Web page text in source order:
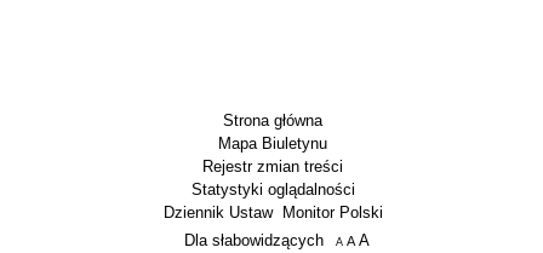
Strona główna
Mapa Biuletynu
Rejestr zmian treści
Statystyki oglądalności
Dziennik Ustaw
Monitor Polski
Menu dodatkowe
Dla słabowidzących A pomniejsz czcionkę
A standardowy rozmiar czcionki
A